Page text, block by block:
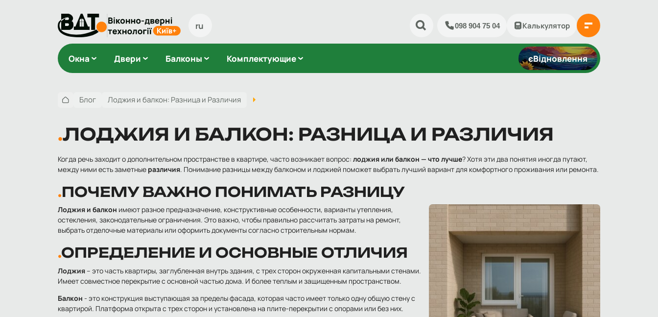
ru Найти 098 904 75 04 Калькулятор
Окна Двери Балконы Комплектующие єВідновлення
Блог Лоджия и балкон: Разница и Различия
ЛОДЖИЯ И БАЛКОН: РАЗНИЦА И РАЗЛИЧИЯ
Когда речь заходит о дополнительном пространстве в квартире, часто возникает вопрос: лоджия или балкон — что лучше? Хотя эти два понятия иногда путают,
между ними есть заметные различия. Понимание разницы между балконом и лоджией поможет выбрать лучший вариант для комфортного проживания или ремонта.
ПОЧЕМУ ВАЖНО ПОНИМАТЬ РАЗНИЦУ
Лоджия и балкон имеют разное предназначение, конструктивные особенности, варианты утепления,
остекления, законодательные ограничения. Это важно, чтобы правильно рассчитать затраты на ремонт,
выбрать отделочные материалы или оформить документы согласно строительным нормам.
ОПРЕДЕЛЕНИЕ И ОСНОВНЫЕ ОТЛИЧИЯ
Лоджия– это часть квартиры, заглубленная внутрь здания, с трех сторон окруженная капитальными стенами.
Имеет совместное перекрытие с основной частью дома. И более теплым и защищенным пространством.
Балкон - это конструкция выступающая за пределы фасада, которая часто имеет только одну общую стену с
квартирой. Платформа открыта с трех сторон и установлена ​​на плите-перекрытии с опорами или без них.